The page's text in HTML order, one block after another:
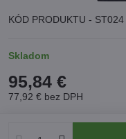
KÓD PRODUKTU - ST024
Skladom
95,84 €
77,92 € bez DPH